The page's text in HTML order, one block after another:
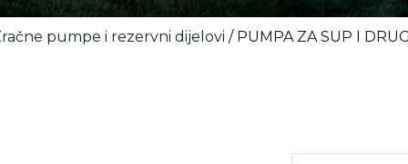
pumpe i rezervni dijelovi / PUMPA ZA SUP I